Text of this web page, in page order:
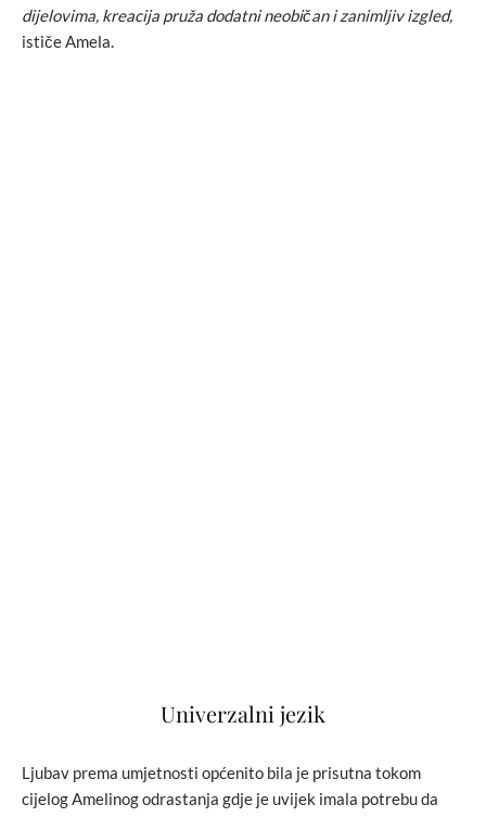
dijelovima, kreacija pruža dodatni neobičan i zanimljiv izgled,
ističe Amela.
Univerzalni jezik
Ljubav prema umjetnosti općenito bila je prisutna tokom
cijelog Amelinog odrastanja gdje je uvijek imala potrebu da